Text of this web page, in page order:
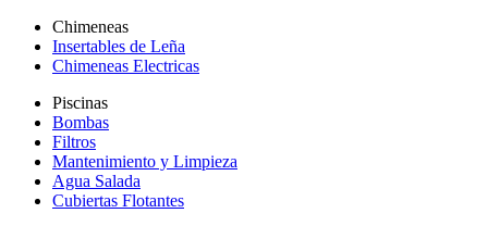
Chimeneas
Insertables de Leña
Chimeneas Electricas
Piscinas
Bombas
Filtros
Mantenimiento y Limpieza
Agua Salada
Cubiertas Flotantes